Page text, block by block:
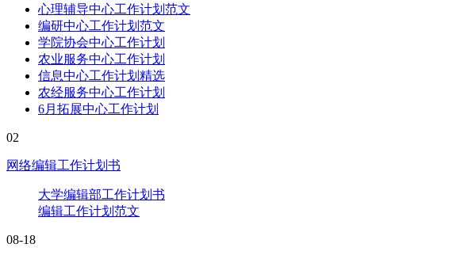
心理辅导中心工作计划范文
编研中心工作计划范文
学院协会中心工作计划
农业服务中心工作计划
信息中心工作计划精选
农经服务中心工作计划
6月拓展中心工作计划
02
网络编辑工作计划书
大学编辑部工作计划书
编辑工作计划范文
08-18